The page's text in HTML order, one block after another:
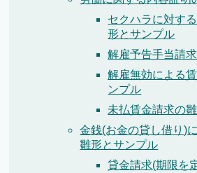
セクハラに対す
形とサンプル
解雇予告手当請
解雇無効による
ンプル
未払賃金請求の
金銭(お金の貸し借り)
雛形とサンプル
貸金請求(期限を